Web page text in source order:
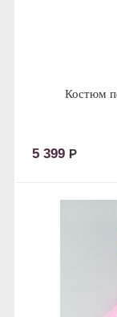
Костюм
5 399 Р